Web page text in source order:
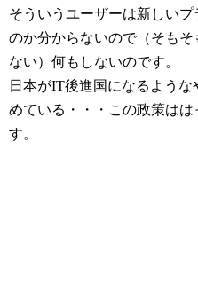
そういうユーザーは新しい
のか分からないので（そも
ない）何もしないのです。
日本がIT後進国になるよう
めている・・・この政策は
す。